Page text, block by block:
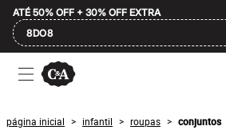
ATÉ 50% OFF + 30% OFF EXTRA
8DO8
Ofertas
Compre por Departamento
Masculino
Infantil
página inicial > infantil > roupas > conjuntos